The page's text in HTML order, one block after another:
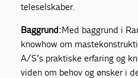
teleselskaber.
Baggrund:Med baggrund i
knowhow om
A/S’s praktiske erfaring og
viden om behov og ønsker i